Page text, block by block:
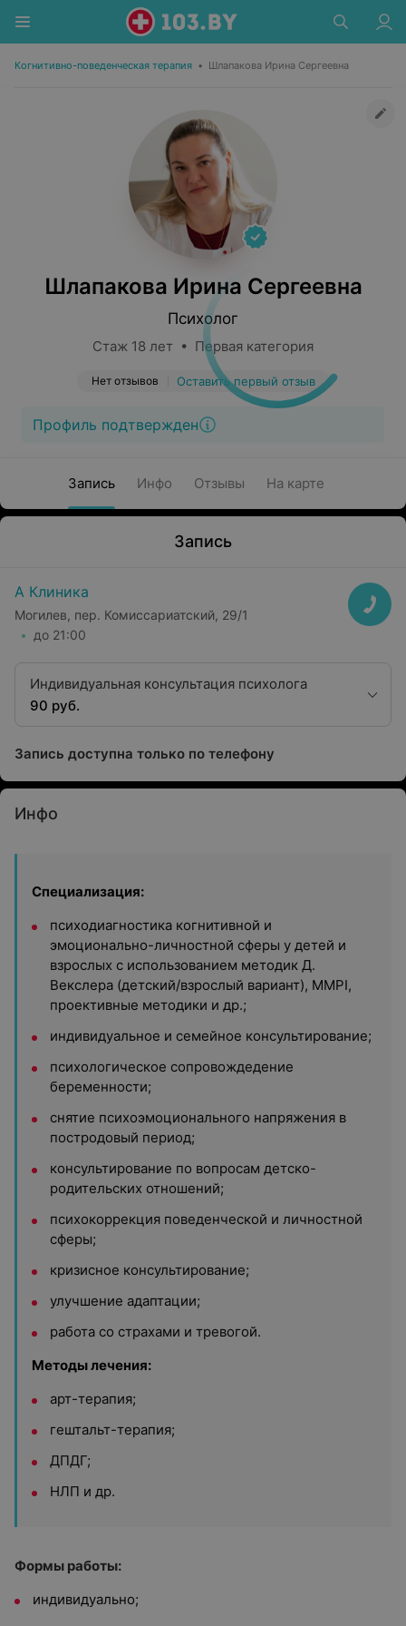
Когнитивно-поведенческая терапия • Шлапакова Ирина Сергеевна
Шлапакова Ирина Сергеевна
Психолог
Стаж 18 лет • Первая категория
Нет отзывов Оставить первый отзыв
Профиль подтвержден
Запись Инфо Отзывы На карте
Запись
А Клиника
Могилев, пер. Комиссариатский, 29/1
до 21:00
Индивидуальная консультация психолога
90 руб.
Запись доступна только по телефону
Инфо
Специализация:
психодиагностика когнитивной и
эмоционально-личностной сферы у детей и
взрослых с использованием методик Д.
Векслера (детский/взрослый вариант), MMPI,
проективные методики и др.;
индивидуальное и семейное консультирование;
психологическое сопровождедение
беременности;
снятие психоэмоционального напряжения в
постродовый период;
консультирование по вопросам детско-
родительских отношений;
психокоррекция поведенческой и личностной
сферы;
кризисное консультирование;
улучшение адаптации;
работа со страхами и тревогой.
Методы лечения:
арт-терапия;
гештальт-терапия;
ДПДГ;
НЛП и др.
Формы работы:
индивидуально;